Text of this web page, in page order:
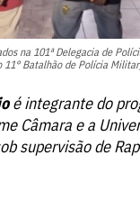
na 101ª Delegacia de
11° Batalhão de Polícia
é integrante do
Câmara e a
supervisão de